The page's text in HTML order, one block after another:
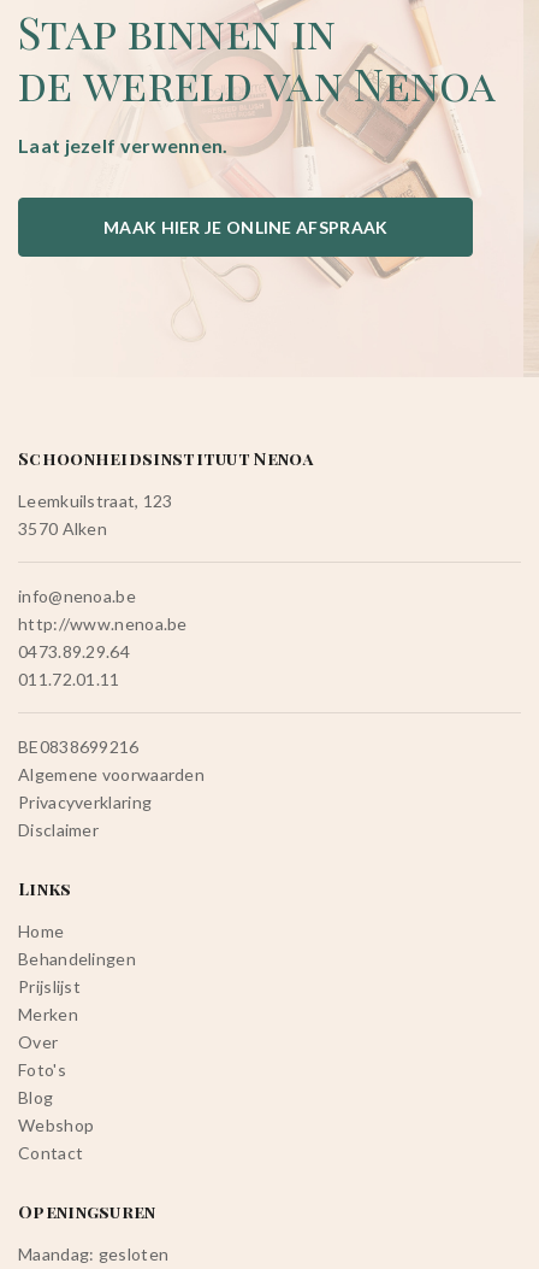
Stap binnen in
de wereld van Nenoa
Laat jezelf verwennen.
MAAK HIER JE ONLINE AFSPRAAK
Schoonheidsinstituut Nenoa
Leemkuilstraat, 123
3570 Alken
info@nenoa.be
http://www.nenoa.be
0473.89.29.64
011.72.01.11
BE0838699216
Algemene voorwaarden
Privacyverklaring
Disclaimer
Links
Home
Behandelingen
Prijslijst
Merken
Over
Foto's
Blog
Webshop
Contact
Openingsuren
Maandag: gesloten